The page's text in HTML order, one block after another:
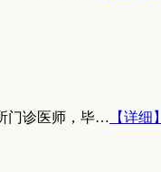
门诊医师，毕… 【详细】